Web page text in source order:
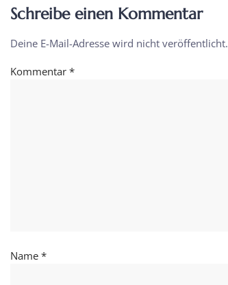
Schreibe einen Kommentar
Deine E-Mail-Adresse wird nicht veröffentlicht.
Kommentar *
Name *